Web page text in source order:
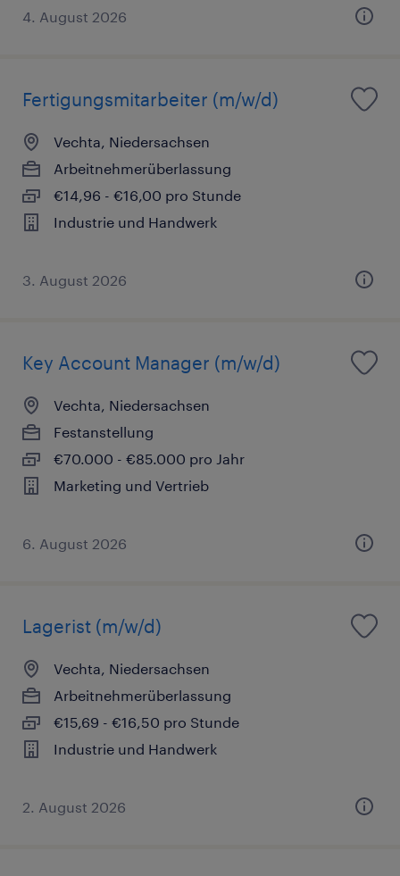
4. August 2026
Fertigungsmitarbeiter (m/w/d)
Vechta, Niedersachsen
Arbeitnehmerüberlassung
€14,96 - €16,00 pro Stunde
Industrie und Handwerk
3. August 2026
Key Account Manager (m/w/d)
Vechta, Niedersachsen
Festanstellung
€70.000 - €85.000 pro Jahr
Marketing und Vertrieb
6. August 2026
Lagerist (m/w/d)
Vechta, Niedersachsen
Arbeitnehmerüberlassung
€15,69 - €16,50 pro Stunde
Industrie und Handwerk
2. August 2026